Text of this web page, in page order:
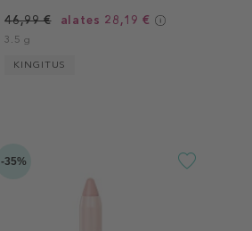
46,99 € alates 28,19 €
3.5 g
KINGITUS
-35%